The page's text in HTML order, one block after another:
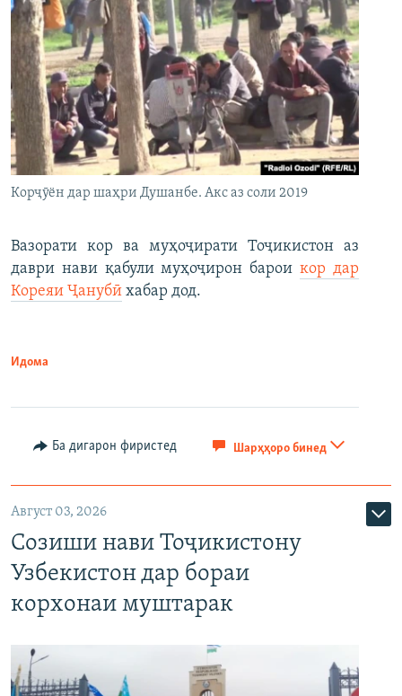
Корҷӯён дар шаҳри Душанбе. Акс аз соли 2019
Вазорати кор ва муҳоҷирати Тоҷикистон аз
даври нави қабули муҳоҷирон бароикор дар
Кореяи Ҷанубӣ хабар дод.
Идома
Ба дигарон фиристед Шарҳҳоро бинед
Август 03, 2026
Созиши нави Тоҷикистону
Узбекистон дар бораи
корхонаи муштарак